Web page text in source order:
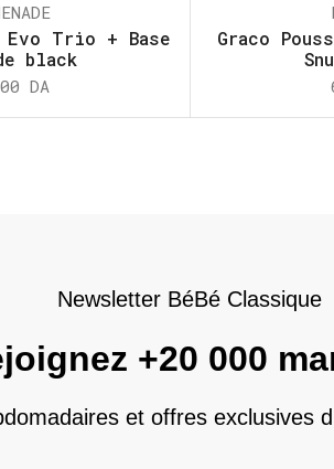
Evo Trio + Base
black
DA
Graco
Newsletter BéBé Classique
+20 000
et offres exclusives